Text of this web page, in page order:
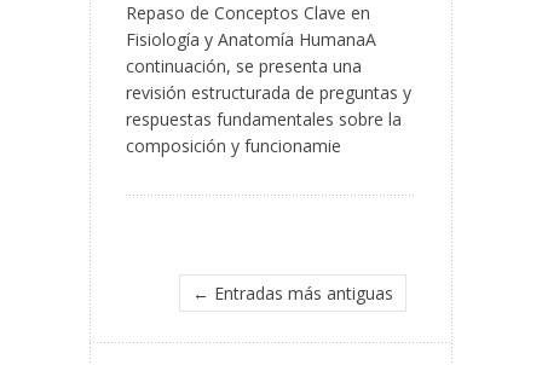
Repaso de Conceptos Clave en
Fisiología y Anatomía HumanaA
continuación, se presenta una
revisión estructurada de preguntas y
respuestas fundamentales sobre la
composición y funcionamie
← Entradas más antiguas